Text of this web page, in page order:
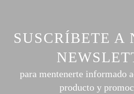
SUSCRÍBETE A
para mentenerte informado
producto y